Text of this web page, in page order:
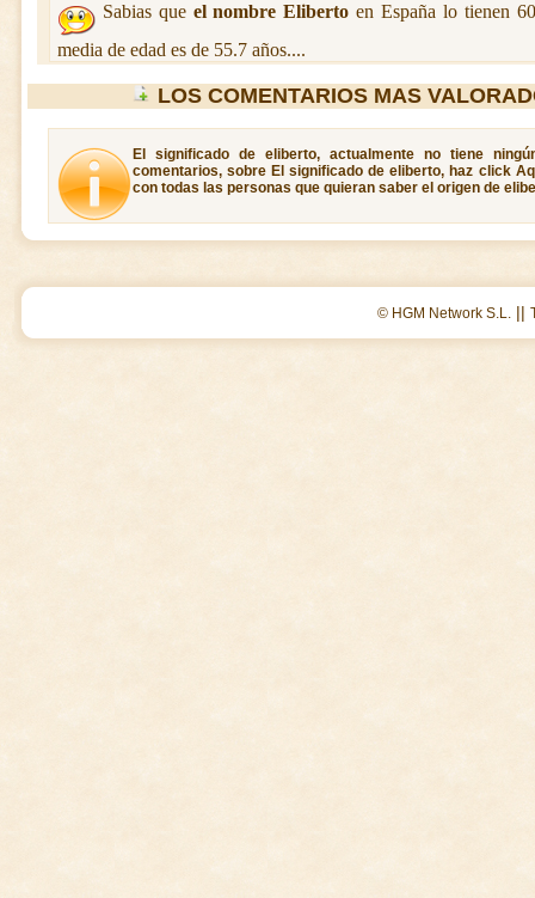
Sabias que el nombre Eliberto en España lo tienen
media de edad es de 55.7 años....
LOS COMENTARIOS MAS
El significado de eliberto, actualmente no tiene
comentarios, sobre El significado de eliberto, haz click
con todas las personas que quieran saber el origen de
© HGM Network S.L. ||